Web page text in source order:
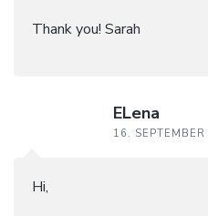
Thank you! Sarah
ELena
16.
Hi,